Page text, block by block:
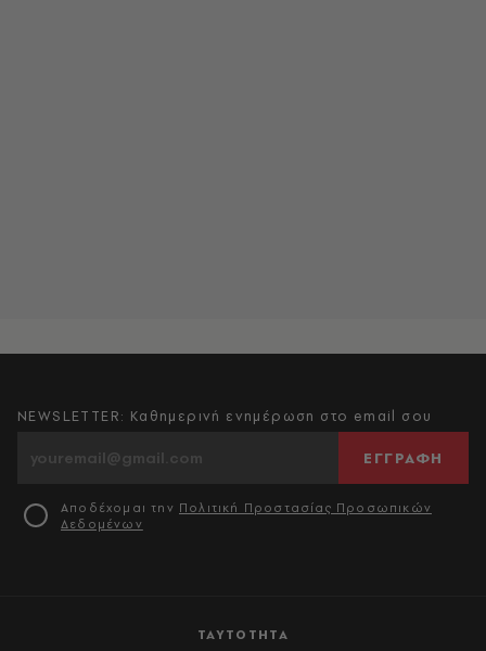
ΤΑΥΤΟΤΗΤΑ
NEWSLETTER: Καθημερινή ενημέρωση στο email σου
ΕΓΓΡΑΦΗ
Αποδέχομαι την Πολιτική Προστασίας Προσωπικών
Δεδομένων